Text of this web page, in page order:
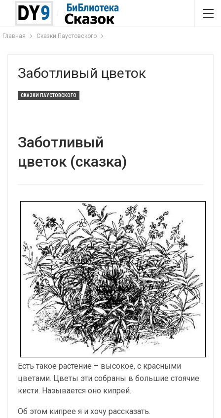
Главная Сказки Паустовского
Заботливый цветок
СКАЗКИ ПАУСТОВСКОГО
Заботливый
цветок (сказка)
Есть такое растение – высокое, с красными
цветами. Цветы эти собраны в большие стоячие
кисти. Называется оно кипрей.
Об этом кипрее я и хочу рассказать.